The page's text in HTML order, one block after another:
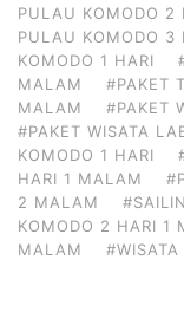
PULAU KOMODO 2
PULAU KOMODO 3
KOMODO 1 HARI
MALAM
#PAKET
MALAM
#PAKET
#PAKET WISATA
KOMODO 1 HARI
HARI 1 MALAM
2 MALAM
KOMODO 2 HARI 1
MALAM
#WISATA